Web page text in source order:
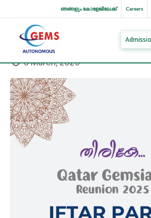
Careers
ഞങ്ങളും കോളേജിലേക്ക്
6 March, 2025